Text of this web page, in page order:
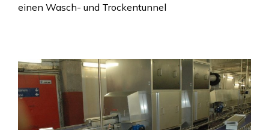
einen Wasch- und Trockentunnel